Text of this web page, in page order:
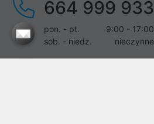
664 999 933
pon. - pt.
9:00 - 17:00
sob. - niedz.
nieczynne